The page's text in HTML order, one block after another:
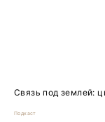
Связь под землей:
Подкаст